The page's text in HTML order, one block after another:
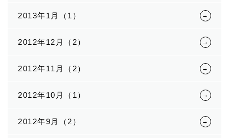
2013年1月（1）
2012年12月（2）
2012年11月（2）
2012年10月（1）
2012年9月（2）